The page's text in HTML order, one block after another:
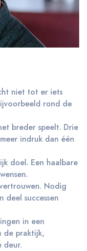
niet tot er iets
rond de
breder speelt. Drie
indruk dan één
doel. Een haalbare
Nodig
deel successen
in een
de praktijk,
deur.